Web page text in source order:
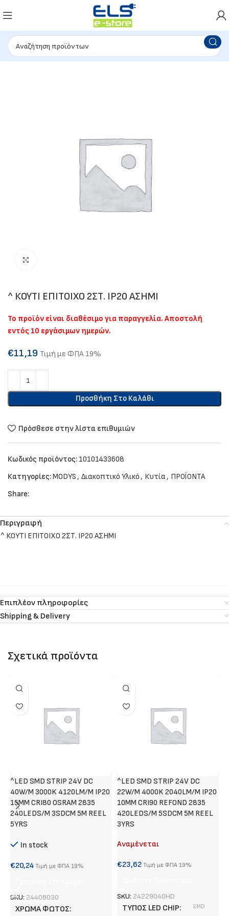
^ ΚΟΥΤΙ ΕΠΙΤΟΙΧΟ 2ΣΤ. IP20 ΑΣΗΜΙ
Το προϊόν είναι διαθέσιμο για παραγγελία. Αποστολή
εντός 10 εργάσιμων ημερών.
€11,19 Τιμή με ΦΠΑ 19%
Προσθήκη Στο Καλάθι
Πρόσθεσε στην λίστα επιθυμιών
Κωδικός προϊόντος: 10101433608
Κατηγορίες:MODYS, Διακοπτικό Υλικό, Κυτία, ΠΡΟΪΟΝΤΑ
Share:
Περιγραφή
^ ΚΟΥΤΙ ΕΠΙΤΟΙΧΟ 2ΣΤ. IP20 ΑΣΗΜΙ
Επιπλέον πληροφορίες
Shipping & Delivery
Σχετικά προϊόντα
^LED SMD STRIP 24V DC
40W/M 3000K 4120LM/M IP20
15MM CRI80 OSRAM 2835
240LEDS/M 3SDCM 5M REEL
5YRS
In stock
€20,24 Τιμή με ΦΠΑ 19%
SKU: 24408030
ΧΡΏΜΑ ΦΩΤΌΣ
^LED SMD STRIP 24V DC
22W/M 4000K 2040LM/M IP20
10MM CRI90 REFOND 2835
420LEDS/M 5SDCM 5M REEL
3YRS
Αναμένεται
€23,62 Τιμή με ΦΠΑ 19%
SKU: 24229040HD
ΤΎΠΟΣ LED CHIP SMD